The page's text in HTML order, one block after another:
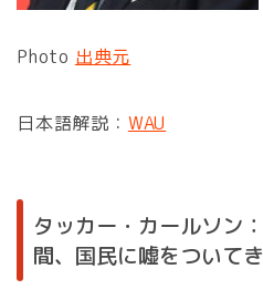
Photo 出典元
日本語解説： WAU
タッカー・カールソン
間、国民に嘘をついて